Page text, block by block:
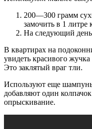
200—300 грамм
замочить в 1 литре
На следующий
В квартирах на
увидеть красивого
Это заклятый враг тли.
Используют еще
добавляют один
опрыскивание.